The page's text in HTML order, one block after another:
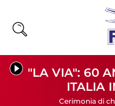
Home
ITALIA
Cerimonia di